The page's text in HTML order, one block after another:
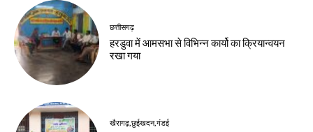
छत्तीसगढ़
हरडुवा में आमसभा से विभिन्न कार्यो का क्रियान्वयन
रखा गया
खैरागढ़,छुईखदन,गंडई